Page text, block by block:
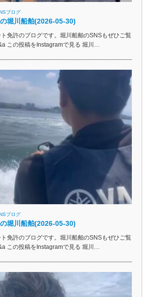
ブログ
堀川船舶(2026-05-30)
免許のブログです。堀川船舶のSNSもぜひご覧
この投稿をInstagramで見る 堀川…
ブログ
堀川船舶(2026-05-30)
免許のブログです。堀川船舶のSNSもぜひご覧
この投稿をInstagramで見る 堀川…